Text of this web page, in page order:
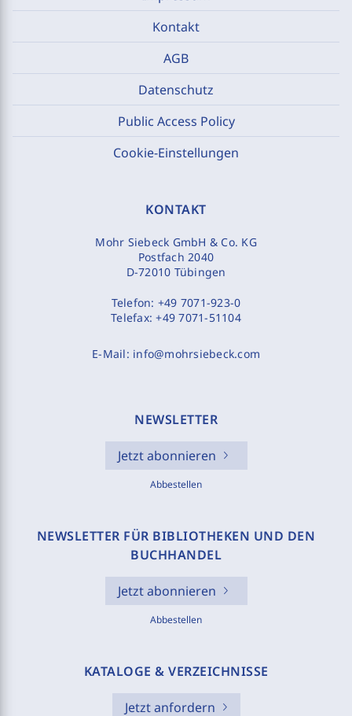
Kontakt
AGB
Datenschutz
Public Access Policy
Cookie-Einstellungen
KONTAKT
Mohr Siebeck GmbH & Co. KG
Postfach 2040
D-72010 Tübingen
Telefon: +49 7071-923-0
Telefax:+49 7071-51104
E-Mail: info@mohrsiebeck.com
NEWSLETTER
Jetzt abonnieren
Abbestellen
NEWSLETTER FÜR BIBLIOTHEKEN UND DEN
BUCHHANDEL
Jetzt abonnieren
Abbestellen
KATALOGE & VERZEICHNISSE
Jetzt anfordern